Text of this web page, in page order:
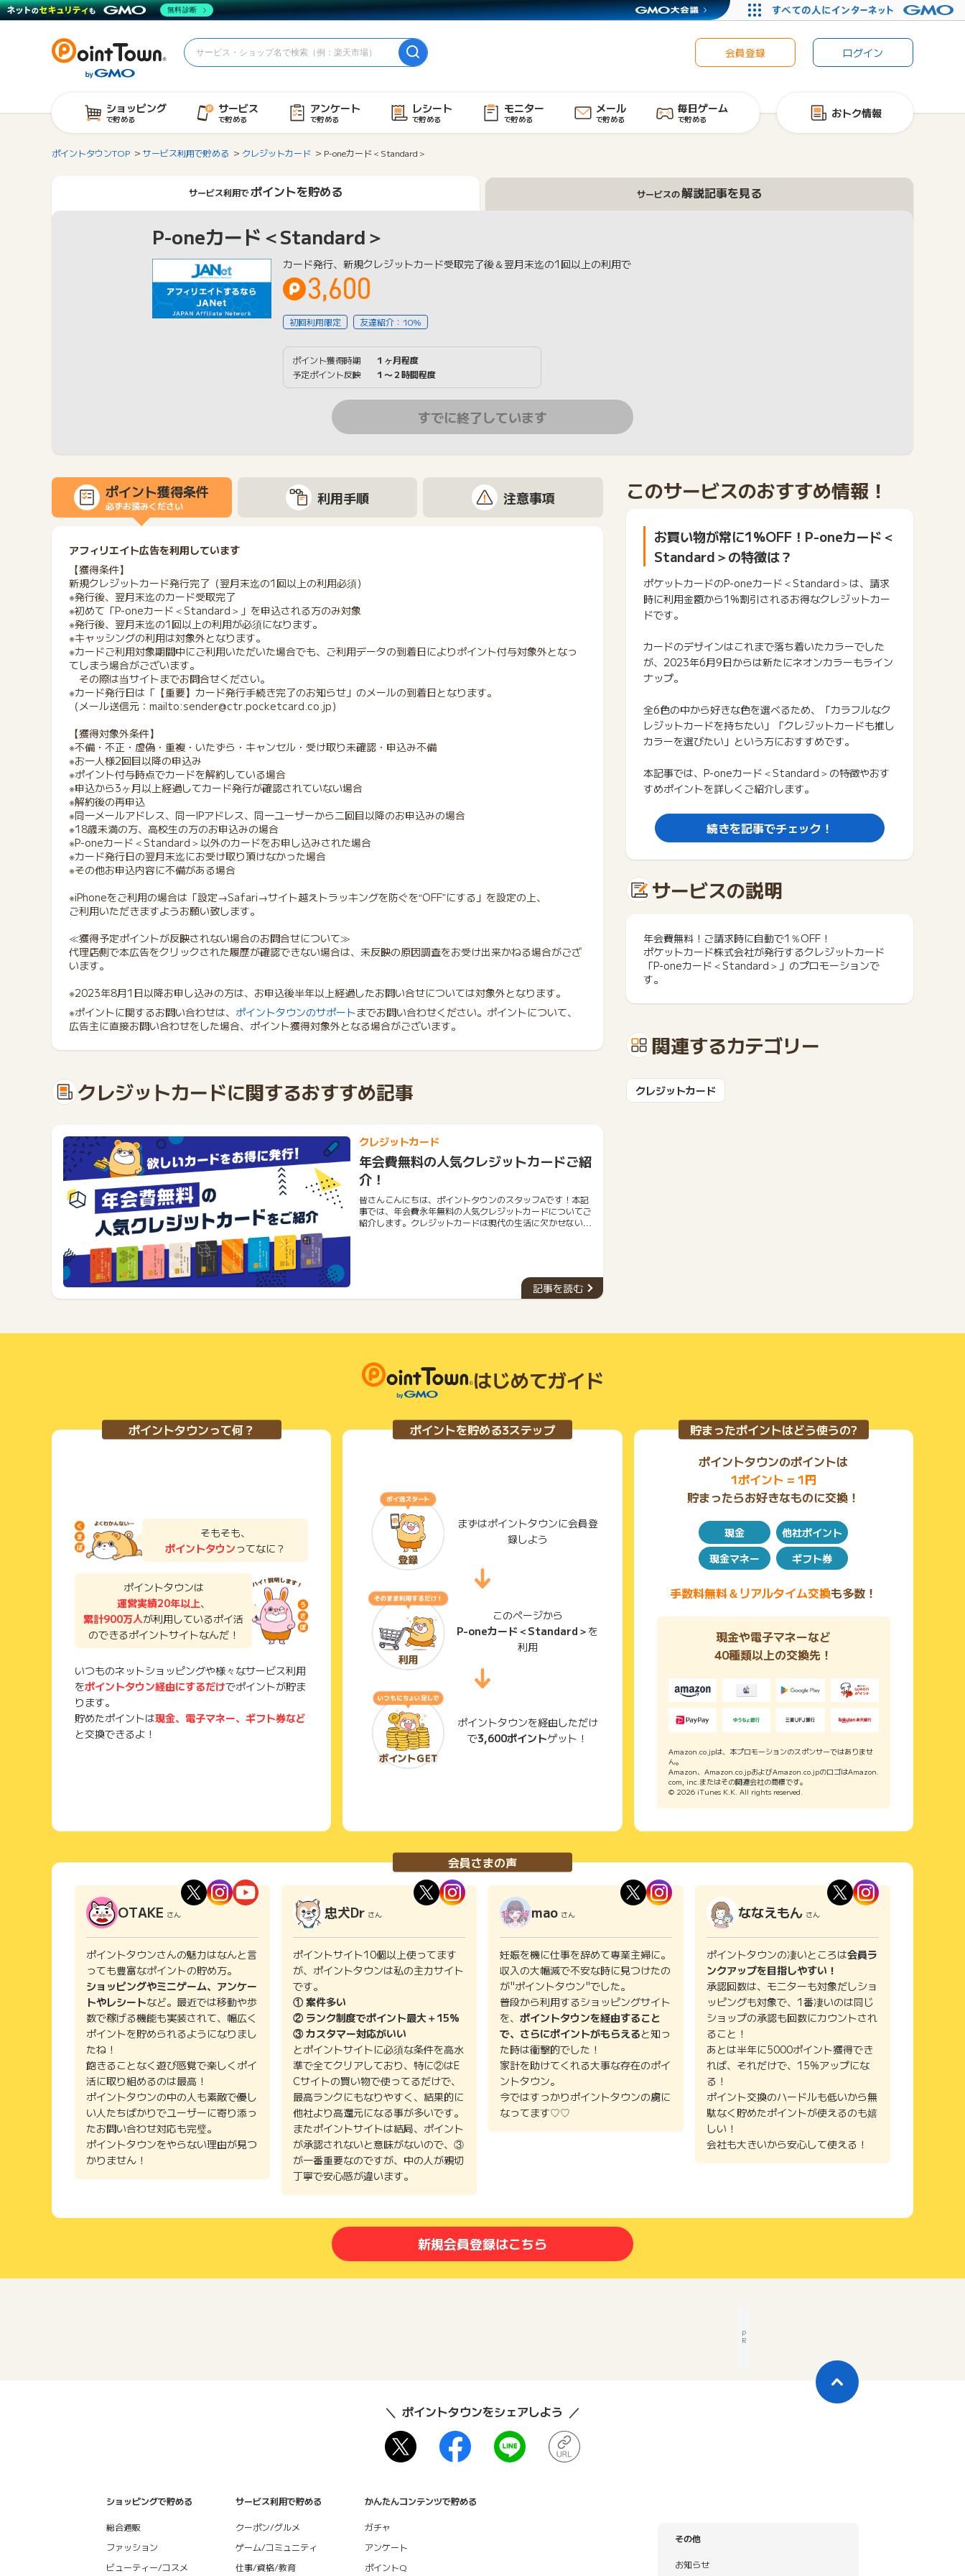
会員登録 ログイン
ショッピング
で貯める
サービス
で貯める
アンケート
で貯める
レシート
で貯める
モニター
で貯める
メール
で貯める
毎日ゲーム
で貯める おトク情報
ポイントタウンTOP サービス利用で貯める クレジットカード P-oneカード＜Standard＞
サービス利用でポイントを貯める サービスの解説記事を見る
P-oneカード＜Standard＞
カード発行、新規クレジットカード受取完了後＆翌月末迄の1回以上の利用で
3,600
初回利用限定 友達紹介：10%
ポイント獲得時期
１ヶ月程度
予定ポイント反映
１〜２時間程度
すでに終了しています
ポイント獲得条件
必ずお読みください 利用手順 注意事項
アフィリエイト広告を利用しています
【獲得条件】
新規クレジットカード発行完了（翌月末迄の1回以上の利用必須）
※発行後、翌月末迄のカード受取完了
※初めて「P-oneカード＜Standard＞」を申込される方のみ対象
※発行後、翌月末迄の1回以上の利用が必須になります。
※キャッシングの利用は対象外となります。
※カードご利用対象期間中にご利用いただいた場合でも、ご利用データの到着日によりポイント付与対象外となっ
てしまう場合がございます。
その際は当サイトまでお問合せください。
※カード発行日は「【重要】カード発行手続き完了のお知らせ」のメールの到着日となります。
（メール送信元：mailto:sender@ctr.pocketcard.co.jp）
【獲得対象外条件】
※不備・不正・虚偽・重複・いたずら・キャンセル・受け取り未確認・申込み不備
※お一人様2回目以降の申込み
※ポイント付与時点でカードを解約している場合
※申込から3ヶ月以上経過してカード発行が確認されていない場合
※解約後の再申込
※同一メールアドレス、同一IPアドレス、同一ユーザーから二回目以降のお申込みの場合
※18歳未満の方、高校生の方のお申込みの場合
※P-oneカード＜Standard＞以外のカードをお申し込みされた場合
※カード発行日の翌月末迄にお受け取り頂けなかった場合
※その他お申込内容に不備がある場合
※iPhoneをご利用の場合は「設定→Safari→サイト越えトラッキングを防ぐを“OFF”にする」を設定の上、
ご利用いただきますようお願い致します。
≪獲得予定ポイントが反映されない場合のお問合せについて≫
代理店側で本広告をクリックされた履歴が確認できない場合は、未反映の原因調査をお受け出来かねる場合がござ
います。
※2023年8月1日以降お申し込みの方は、お申込後半年以上経過したお問い合せについては対象外となります。
※ポイントに関するお問い合わせは、 ポイントタウンのサポートまでお問い合わせください。ポイントについて、
広告主に直接お問い合わせをした場合、ポイント獲得対象外となる場合がございます。
クレジットカードに関するおすすめ記事
クレジットカード
年会費無料の人気クレジットカードご紹
介！
皆さんこんにちは、ポイントタウンのスタッフAです！本記
事では、年会費永年無料の人気クレジットカードについてご
紹介します。クレジットカードは現代の生活に欠かせないツ
ビスを提供しながらも、年会費を一切支払う必要がありませ
ん。ぜひ、自分に合ったカードを見つけて、お得な生活を送
りましょう。
記事を読む
このサービスのおすすめ情報！
お買い物が常に1%OFF！P-oneカード＜
Standard＞の特徴は？
ポケットカードのP-oneカード＜Standard＞は、請求
時に利用金額から1%割引されるお得なクレジットカー
ドです。
カードのデザインはこれまで落ち着いたカラーでした
が、2023年6月9日からは新たにネオンカラーもライン
ナップ。
全6色の中から好きな色を選べるため、「カラフルなク
レジットカードを持ちたい」「クレジットカードも推し
カラーを選びたい」という方におすすめです。
本記事では、P-oneカード＜Standard＞の特徴やおす
すめポイントを詳しくご紹介します。
続きを記事でチェック！
サービスの説明
年会費無料！ご請求時に自動で1％OFF！
ポケットカード株式会社が発行するクレジットカード
「P-oneカード＜Standard＞」のプロモーションで
す。
関連するカテゴリー
クレジットカード
はじめてガイド
ポイントタウンって何？
そもそも、
ポイントタウンってなに？
ポイントタウンは
運営実績20年以上、
累計900万人が利用しているポイ活
のできるポイントサイトなんだ！
いつものネットショッピングや様々なサービス利用
をポイントタウン経由にするだけでポイントが貯ま
ります。
貯めたポイントは現金、電子マネー、ギフト券など
と交換できるよ！
ポイントを貯める3ステップ
まずはポイントタウンに会員登
録しよう
このページから
P-oneカード＜Standard＞ を
利用
ポイントタウンを経由しただけ
で3,600ポイントゲット！
貯まったポイントはどう使うの?
ポイントタウンのポイントは
1ポイント = 1円
貯まったらお好きなものに交換！
現金
他社ポイント
現金マネー
ギフト券
手数料無料＆リアルタイム交換も多数！
現金や電子マネーなど
40種類以上の交換先！
Amazon.co.jpは、本プロモーションのスポンサーではありませ
ん。
Amazon、Amazon.co.jpおよびAmazon.co.jpのロゴはAmazon.
com, inc.またはその関連会社の商標です。
© 2026 iTunes K.K. All rights reserved.
会員さまの声
OTAKE さん
ポイントタウンさんの魅力はなんと言
っても豊富なポイントの貯め方。
ショッピングやミニゲーム、アンケー
トやレシートなど。最近では移動や歩
数で稼げる機能も実装されて、幅広く
ポイントを貯められるようになりまし
たね！
飽きることなく遊び感覚で楽しくポイ
活に取り組めるのは最高！
ポイントタウンの中の人も素敵で優し
い人たちばかりでユーザーに寄り添っ
たお問い合わせ対応も完璧。
ポイントタウンをやらない理由が見つ
かりません！
忠犬Dr さん
ポイントサイト10個以上使ってます
が、ポイントタウンは私の主力サイト
です。
① 案件多い
② ランク制度でポイント最大＋15%
③ カスタマー対応がいい
とポイントサイトに必須な条件を高水
準で全てクリアしており、特に②はE
Cサイトの買い物で使ってるだけで、
最高ランクにもなりやすく、結果的に
他社より高還元になる事が多いです。
またポイントサイトは結局、ポイント
が承認されないと意味がないので、③
が一番重要なのですが、中の人が親切
丁寧で安心感が違います。
mao さん
妊娠を機に仕事を辞めて専業主婦に。
収入の大幅減で不安な時に見つけたの
が"ポイントタウン"でした。
普段から利用するショッピングサイト
を、 ポイントタウンを経由すること
で、さらにポイントがもらえると知っ
た時は衝撃的でした！
家計を助けてくれる大事な存在のポイ
ントタウン。
今ではすっかりポイントタウンの虜に
なってます♡♡
ななえもん さん
ポイントタウンの凄いところは会員ラ
ンクアップを目指しやすい！
承認回数は、モニターも対象だしショ
ッピングも対象で、1番凄いのは同じ
ショップの承認も回数にカウントされ
ること！
あとは半年に5000ポイント獲得でき
れば、それだけで、15%アップにな
る！
ポイント交換のハードルも低いから無
駄なく貯めたポイントが使えるのも嬉
しい！
会社も大きいから安心して使える！
新規会員登録はこちら
P
R
ポイントタウンをシェアしよう
ショッピングで貯める
総合通販
ファッション
ビューティー/コスメ
サービス利用で貯める
クーポン/グルメ
ゲーム/コミュニティ
仕事/資格/教育
かんたんコンテンツで貯める
ガチャ
アンケート
ポイントQ
その他
お知らせ
無料診断